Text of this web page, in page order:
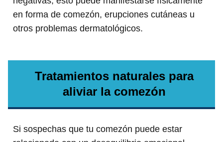
en forma de comezón, erupciones cutáneas u
otros problemas dermatológicos.
Tratamientos naturales para
aliviar la comezón
Si sospechas que tu comezón puede estar